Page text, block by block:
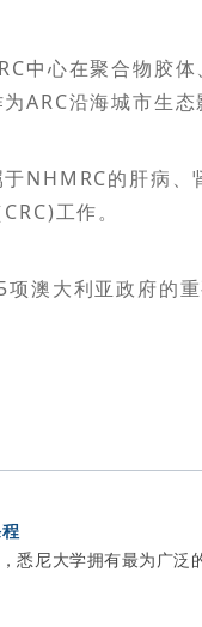
中心在聚合物胶
ARC沿海城市生态
NHMRC的肝病
工作。
澳大利亚政府的重
悉尼大学拥有最为广